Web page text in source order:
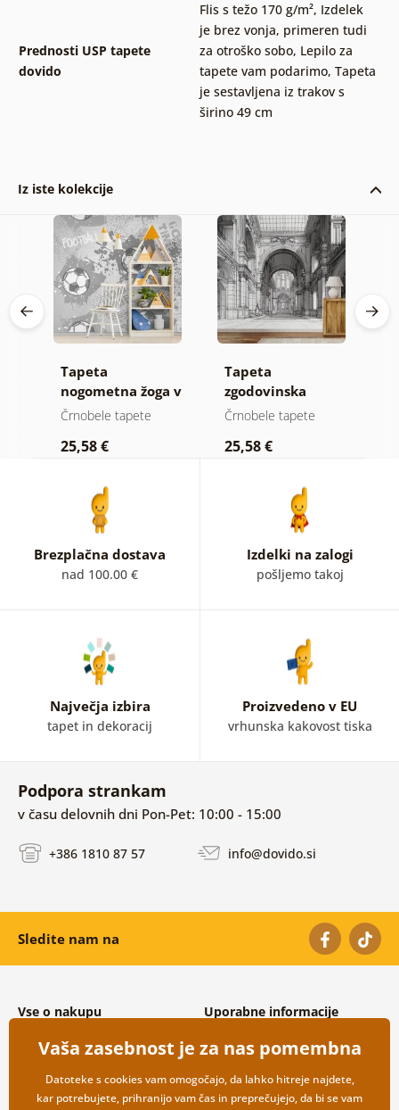
Prednosti USP tapete
dovido
Flis s težo 170 g/m², Izdelek
je brez vonja, primeren tudi
za otroško sobo, Lepilo za
tapete vam podarimo, Tapeta
je sestavljena iz trakov s
širino 49 cm
Iz iste kolekcije
Tapeta
nogometna žoga v
sivi barvi
Črnobele tapete
25,58 €
Tapeta
zgodovinska
arhitektura v
Črnobele tapete
25,58 €
Brezplačna dostava
nad 100.00 €
Izdelki na zalogi
pošljemo takoj
Največja izbira
tapet in dekoracij
Proizvedeno v EU
vrhunska kakovost tiska
Podpora strankam
v času delovnih dni Pon-Pet: 10:00 - 15:00
+386 1810 87 57 info@dovido.si
Sledite nam na
Vse o nakupu
Splošni in reklamacijski pogoji
Varovanje osebnih podatkov
Možnosti dostave in plačila
Vračilo blaga
Uporabne informacije
Pogosto zastavljena vprašanja
Kontakti
Veleprodaja
Vaša zasebnost je za nas pomembna
Datoteke s cookies vam omogočajo, da lahko hitreje najdete,
kar potrebujete, prihranijo vam čas in preprečujejo, da bi se vam